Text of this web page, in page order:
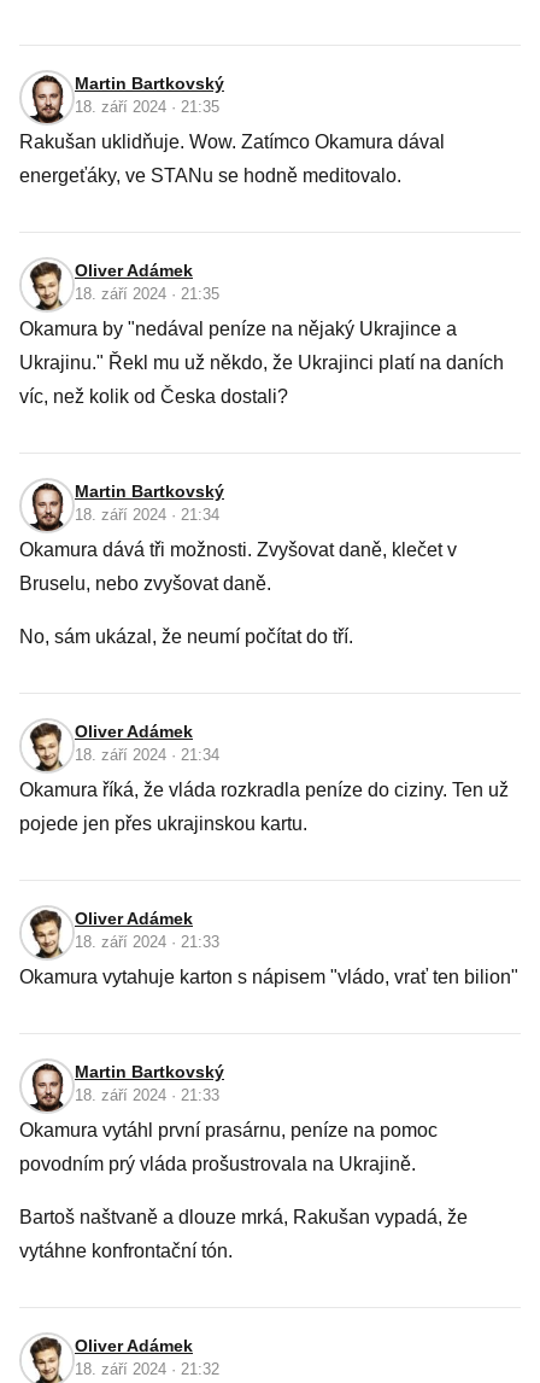
Martin Bartkovský
18. září 2024 · 21:35
Rakušan uklidňuje. Wow. Zatímco Okamura dával
energeťáky, ve STANu se hodně meditovalo.
Oliver Adámek
18. září 2024 · 21:35
Okamura by "nedával peníze na nějaký Ukrajince a
Ukrajinu." Řekl mu už někdo, že Ukrajinci platí na daních
víc, než kolik od Česka dostali?
Martin Bartkovský
18. září 2024 · 21:34
Okamura dává tři možnosti. Zvyšovat daně, klečet v
Bruselu, nebo zvyšovat daně.
No, sám ukázal, že neumí počítat do tří.
Oliver Adámek
18. září 2024 · 21:34
Okamura říká, že vláda rozkradla peníze do ciziny. Ten už
pojede jen přes ukrajinskou kartu.
Oliver Adámek
18. září 2024 · 21:33
Okamura vytahuje karton s nápisem "vládo, vrať ten bilion"
Martin Bartkovský
18. září 2024 · 21:33
Okamura vytáhl první prasárnu, peníze na pomoc
povodním prý vláda prošustrovala na Ukrajině.
Bartoš naštvaně a dlouze mrká, Rakušan vypadá, že
vytáhne konfrontační tón.
Oliver Adámek
18. září 2024 · 21:32